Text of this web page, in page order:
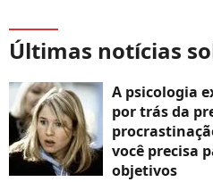
Últimas notícias
A psicologia
por trás da
você precisa
objetivos